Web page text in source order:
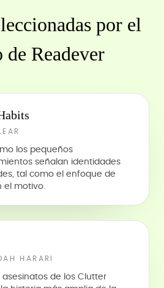
por el
de Readever
los pequeños
señalan identidades
tal como el enfoque de
el motivo.
HARARI
asesinatos de los Clutter